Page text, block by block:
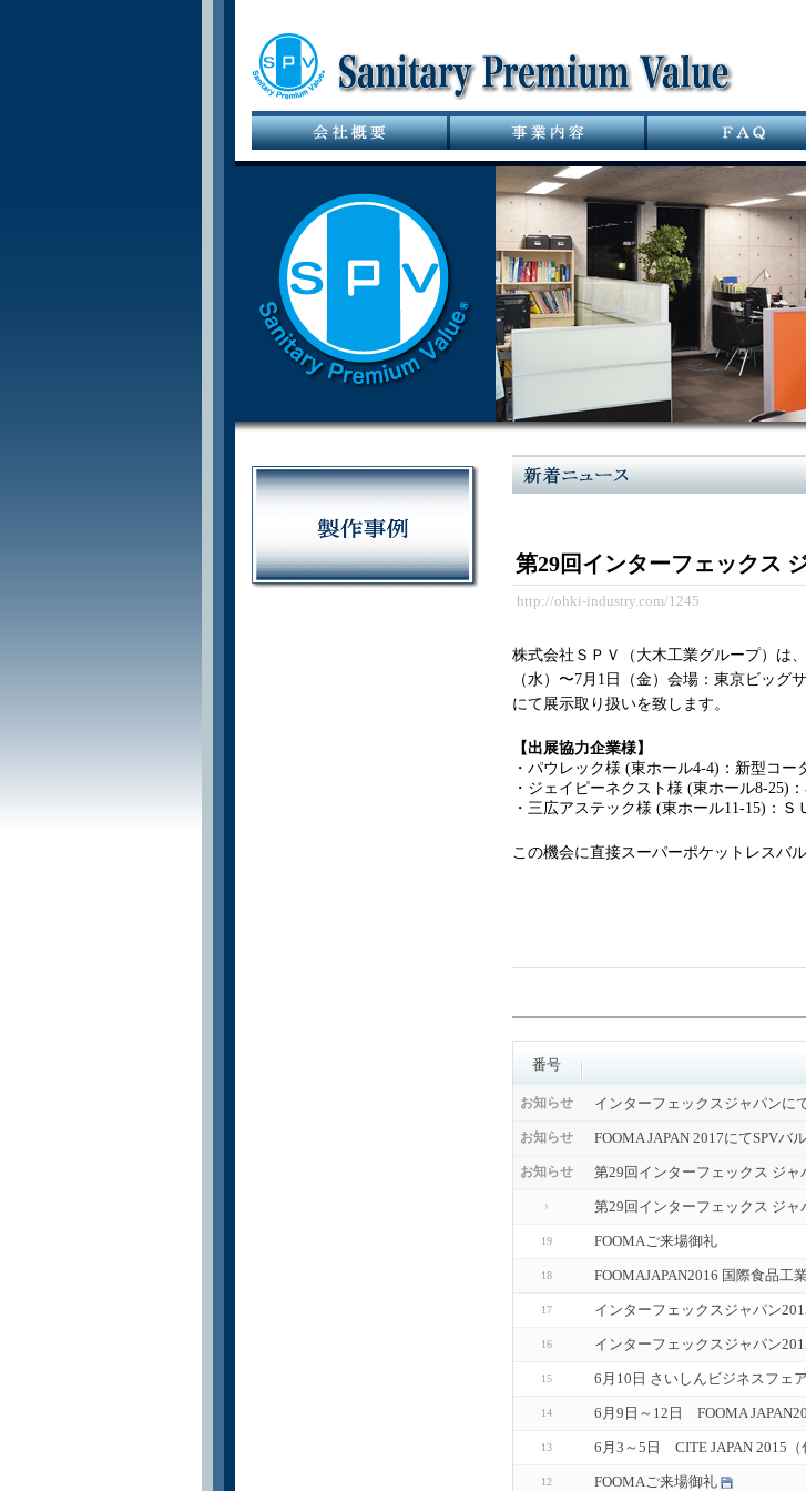
第29回インターフェックス
http://ohki-industry.com/1245
株式会社ＳＰＶ（大木工業グループ）は
（水）〜7月1日（金）会場：東京ビッグ
にて展示取り扱いを致します。
【出展協力企業様】
・パウレック様 (東ホール4-4)：新型コー
・ジェイピーネクスト様 (東ホール8-25)
・三広アステック様 (東ホール11-15)：
この機会に直接スーパーポケットレスバ
番号
お知らせ インターフェックスジャパンに
お知らせ FOOMA JAPAN 2017にてSPVバ
お知らせ 第29回インターフェックス ジャ
第29回インターフェックス ジャ
19 FOOMAご来場御礼
18 FOOMAJAPAN2016 国際食品
17 インターフェックスジャパン
16 インターフェックスジャパン
15 6月10日 さいしんビジネスフェ
14 6月9日～12日 FOOMA
13 6月3～5日 CITE JAPAN 2015（
12 FOOMAご来場御礼